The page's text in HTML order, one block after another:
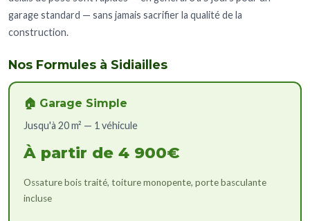
garage standard — sans jamais sacrifier la qualité de la
construction.
Nos Formules à Sidiailles
🏠 Garage Simple
Jusqu'à 20 m² — 1 véhicule
À partir de 4 900€
Ossature bois traité, toiture monopente, porte basculante
incluse